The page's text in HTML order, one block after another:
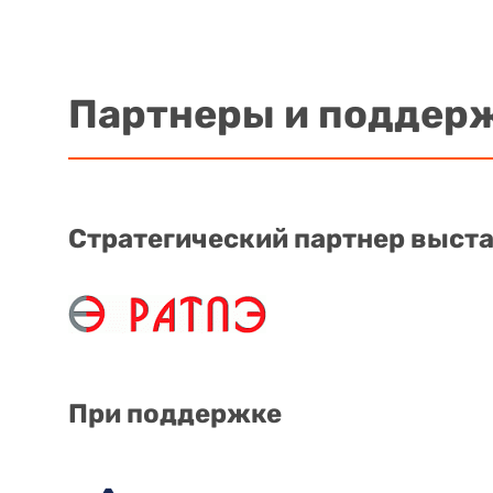
Партнеры и
Стратегический партнер
При поддержке